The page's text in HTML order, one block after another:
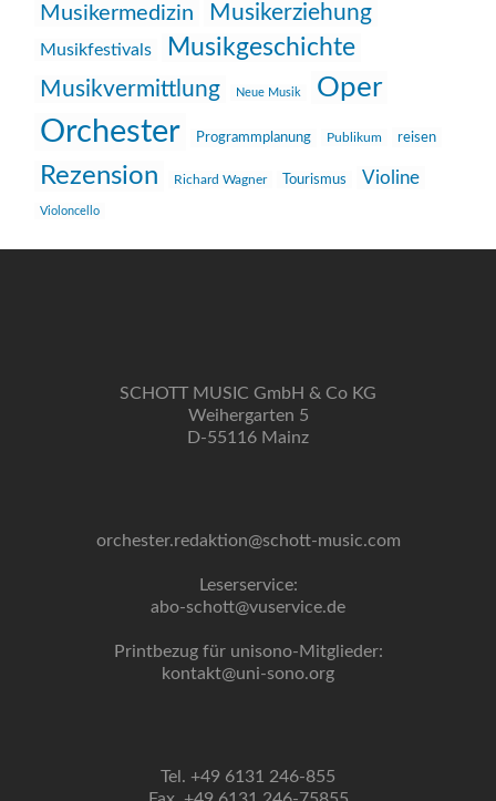
Musikermedizin Musikerziehung
Musikfestivals Musikgeschichte
Musikvermittlung Neue Musik Oper
Orchester Programmplanung Publikum reisen
Rezension Richard Wagner Tourismus Violine
Violoncello
SCHOTT MUSIC GmbH & Co KG
Weihergarten 5
D-55116 Mainz
orchester.redaktion@schott-music.com
Leserservice:
abo-schott@vuservice.de
Printbezug für unisono-Mitglieder:
kontakt@uni-sono.org
Tel. +49 6131 246-855